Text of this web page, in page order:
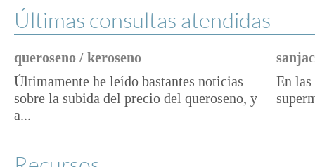
Últimas consultas atendidas
queroseno / keroseno
Últimamente he leído bastantes noticias
sobre la subida del precio del queroseno, y
a...
En las